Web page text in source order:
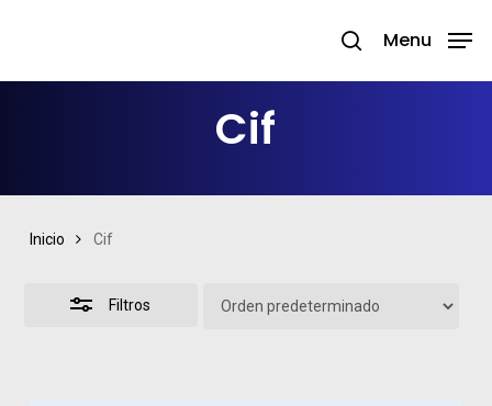
main
search
Menu
Cif
Inicio Cif
Filtros
Close
Filters